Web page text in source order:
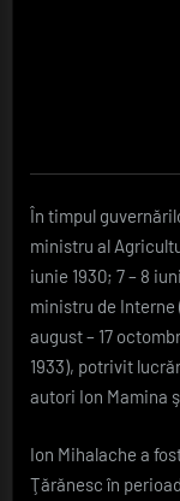
În timpul
ministru al
iunie 1930; 7 – 8
ministru de Interne
august – 17
1933), potrivit
autori Ion Mamina
Ion Mihalache a
Ţărănesc în